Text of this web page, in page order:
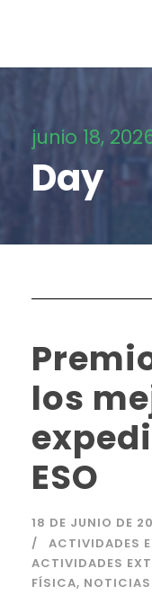
junio 18,
Day
los
ESO
18 DE JUNIO DE
ACTIVIDADES
ACTIVIDADES
FÍSICA, NOTICIAS